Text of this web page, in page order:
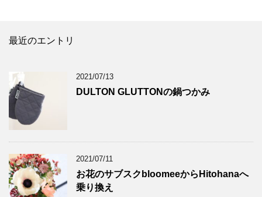
最近のエントリ
2021/07/13
DULTON GLUTTONの鍋つかみ
2021/07/11
お花のサブスクbloomeeからHitohanaへ
乗り換え